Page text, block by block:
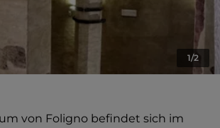
1/2
von Foligno befindet sich im